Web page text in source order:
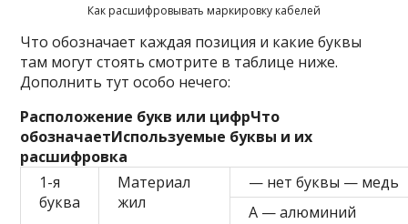
Как расшифровывать маркировку кабелей
Что обозначает каждая позиция и какие буквы
там могут стоять смотрите в таблице ниже.
Дополнить тут особо нечего:
Расположение букв или цифрЧто
обозначаетИспользуемые буквы и их
расшифровка
1-я
буква
Материал
жил
— нет буквы — медь
А — алюминий